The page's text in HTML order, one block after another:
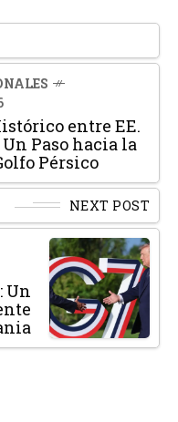
entre EE.
Un Paso hacia la
Pérsico
NEXT POST
Un